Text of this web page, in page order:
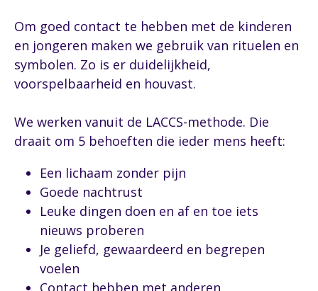
Om goed contact te hebben met de kinderen
en jongeren maken we gebruik van rituelen en
symbolen. Zo is er duidelijkheid,
voorspelbaarheid en houvast.
We werken vanuit de LACCS-methode. Die
draait om 5 behoeften die ieder mens heeft:
Een lichaam zonder pijn
Goede nachtrust
Leuke dingen doen en af en toe iets
nieuws proberen
Je geliefd, gewaardeerd en begrepen
voelen
Contact hebben met anderen